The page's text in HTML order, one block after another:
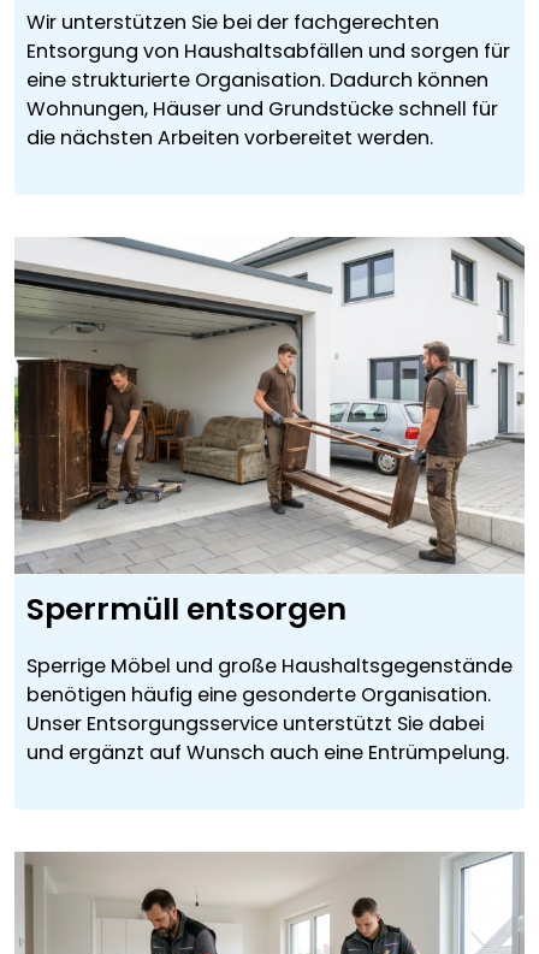
Wir unterstützen Sie bei der fachgerechten
Entsorgung von Haushaltsabfällen und sorgen für
eine strukturierte Organisation. Dadurch können
Wohnungen, Häuser und Grundstücke schnell für
die nächsten Arbeiten vorbereitet werden.
Sperrmüll entsorgen
Sperrige Möbel und große Haushaltsgegenstände
benötigen häufig eine gesonderte Organisation.
Unser Entsorgungsservice unterstützt Sie dabei
und ergänzt auf Wunsch auch eine Entrümpelung.